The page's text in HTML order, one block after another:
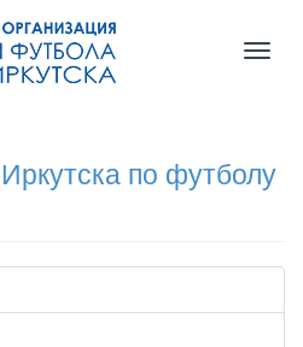
по футболу